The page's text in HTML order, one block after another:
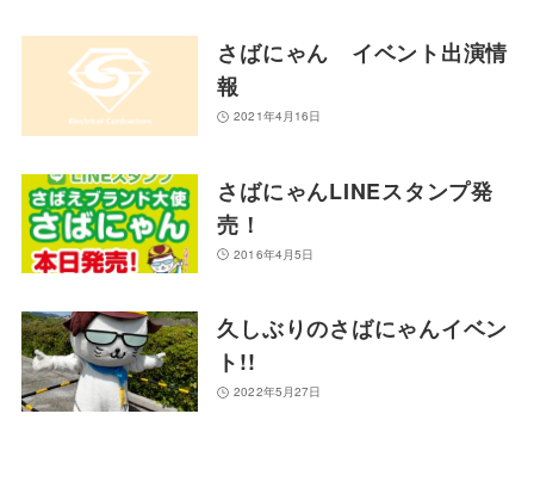
さばにゃん イベント出演情
報
2021年4月16日
さばにゃんLINEスタンプ発
売！
2016年4月5日
久しぶりのさばにゃんイベン
ト!!
2022年5月27日